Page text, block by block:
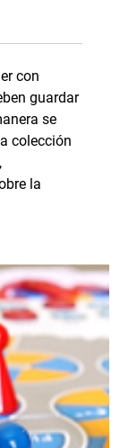
con
guardar
se
colección
la